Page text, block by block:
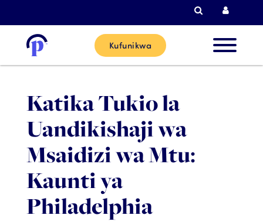
Tafutiza
Kufunikwa
Katika Tukio la
Uandikishaji wa
Msaidizi wa Mtu:
Kaunti ya
Philadelphia